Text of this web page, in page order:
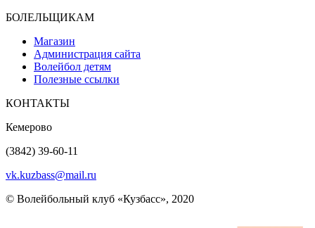
БОЛЕЛЬЩИКАМ
Магазин
Администрация сайта
Волейбол детям
Полезные ссылки
КОНТАКТЫ
Кемерово
(3842) 39-60-11
vk.kuzbass@mail.ru
© Волейбольный клуб «Кузбасс», 2020